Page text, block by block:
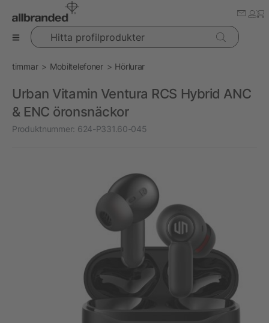
Hitta profilprodukter
timmar Mobiltelefoner Hörlurar
Urban Vitamin Ventura RCS Hybrid ANC
& ENC öronsnäckor
Produktnummer: 624-P331.60-045